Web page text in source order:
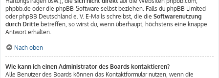
phpbb.de oder die phpBB-Software selbst beziehen. Falls du phpBB Limited
oder phpBB Deutschland e. V. E-Mails schreibst, die die Softwarenutzung
durch Dritte betreffen, so wirst du, wenn überhaupt, höchstens eine knappe
Antwort erhalten.
Nach oben
Wie kann ich einen Administrator des Boards kontaktieren?
Alle Benutzer des Boards können das Kontaktformular nutzen, wenn die